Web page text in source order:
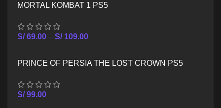
MORTAL KOMBAT 1 PS5
S/69.00 – S/109.00
PRINCE OF PERSIA THE LOST CROWN PS5
S/99.00